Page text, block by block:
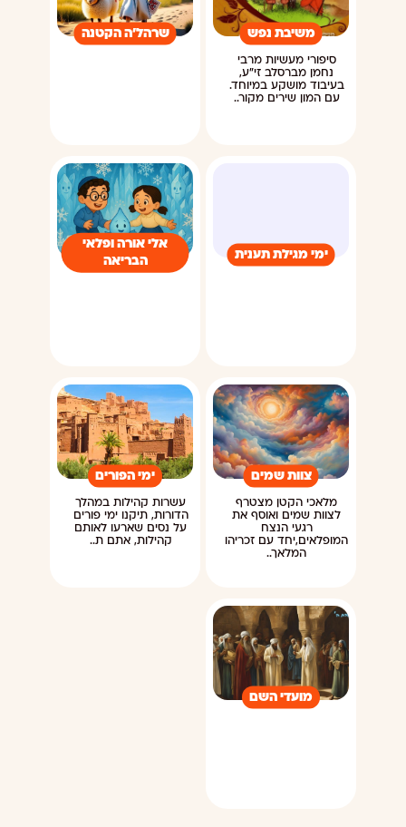
משיבת נפש
סיפורי מעשיות מרבי
נחמן מברסלב זי"ע,
בעיבוד מושקע במיוחד.
עם המון שירים מקור..
שרהל'ה הקטנה
ימי מגילת תענית
אלי אורה ופלאי
הבריאה
צוות שמים
מלאכי הקטן מצטרף
לצוות שמים ואוסף את
רגעי הנצח
המופלאים,יחד עם זכריהו
המלאך..
ימי הפורים
עשרות קהילות במהלך
הדורות, תיקנו ימי פורים
על נסים שארעו לאותם
קהילות, אתם ת..
מועדי השם